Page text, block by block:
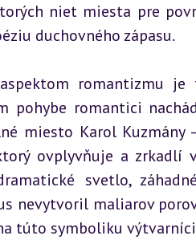
niet miesta pre
duchovného zápasu.
romantizmu
pohybe romantici
miesto Karol
ovplyvňuje a zrkadlí
svetlo,
nevytvoril maliarov
túto symboliku